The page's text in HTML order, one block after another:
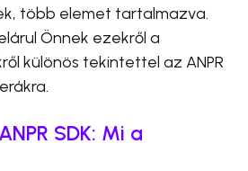
több elemet tartalmazva.
Önnek ezekről a
különös tekintettel az ANPR
SDK: Mi a